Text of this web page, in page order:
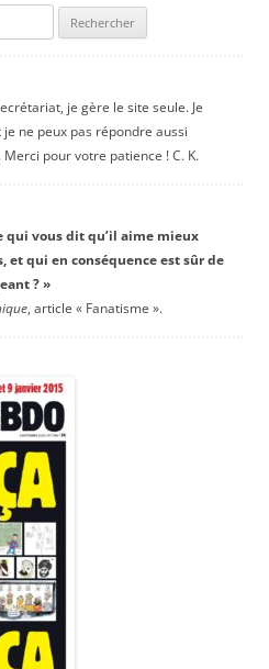
je gère le site seule. Je
ne peux pas répondre aussi
pour votre patience ! C. K.
qui vous dit qu’il aime mieux
et qui en conséquence est sûr de
? »
, article « Fanatisme ».